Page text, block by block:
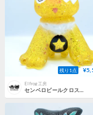
残り1点
Elfrog工房
センベロビールクロスパッチ